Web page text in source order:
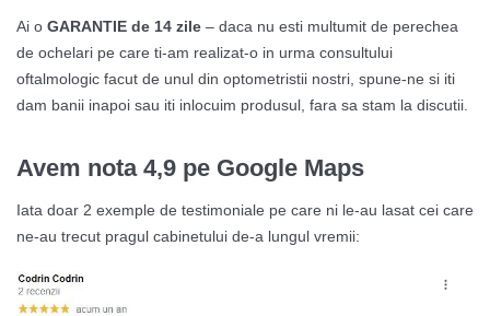
Ai o GARANTIE de 14 zile – daca nu esti multumit de perechea
de ochelari pe care ti-am realizat-o in urma consultului
oftalmologic facut de unul din optometristii nostri, spune-ne si iti
dam banii inapoi sau iti inlocuim produsul, fara sa stam la discutii.
Avem nota 4,9 pe Google Maps
Iata doar 2 exemple de testimoniale pe care ni le-au lasat cei care
ne-au trecut pragul cabinetului de-a lungul vremii: